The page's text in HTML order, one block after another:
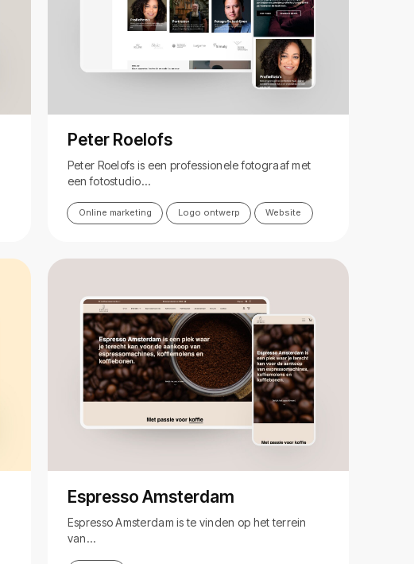
Peter Roelofs
Peter Roelofs is een professionele fotograaf met
een fotostudio…
Online marketing Logo ontwerp Website
Espresso Amsterdam
Espresso Amsterdam is te vinden op het terrein
van…